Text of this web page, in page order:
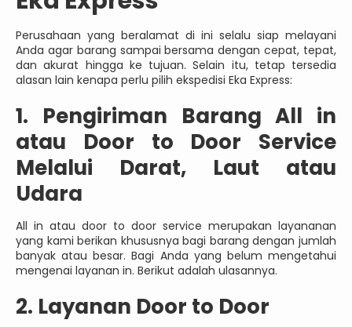
Perusahaan yang beralamat di ini selalu siap melayani
Anda agar barang sampai bersama dengan cepat, tepat,
dan akurat hingga ke tujuan. Selain itu, tetap tersedia
alasan lain kenapa perlu pilih ekspedisi Eka Express:
1. Pengiriman Barang All in
atau Door to Door Service
Melalui Darat, Laut atau
Udara
All in atau door to door service merupakan layananan
yang kami berikan khususnya bagi barang dengan jumlah
banyak atau besar. Bagi Anda yang belum mengetahui
mengenai layanan in. Berikut adalah ulasannya.
2. Layanan Door to Door